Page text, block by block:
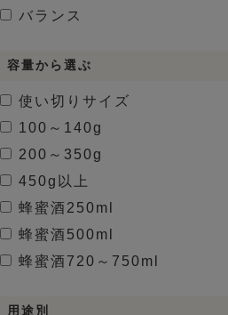
バランス
容量から選ぶ
使い切りサイズ
100～140g
200～350g
450g以上
蜂蜜酒250ml
蜂蜜酒500ml
蜂蜜酒720～750ml
用途別